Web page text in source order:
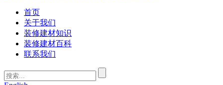
首页
关于我们
装修建材知识
装修建材百科
联系我们